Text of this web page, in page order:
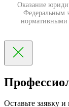
Оказание
Федеральным
нормативными
Оставьте заявку